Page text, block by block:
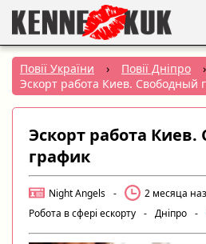
Вхід
Міста:
РУС|
Повії України › Повії Дніпро
›
Эскорт работа Киев. Свободный
Эскорт работа
график
Night Angels - 2 месяца
Робота в сфері ескорту - Дніпро -